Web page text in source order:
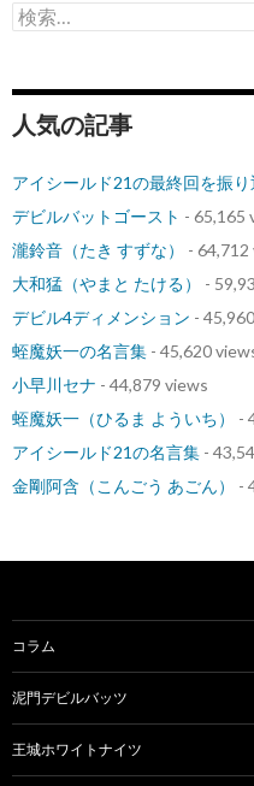
検
索:
人気の記事
アイシールド21の最終回を振り
デビルバットゴースト - 65,165
瀧鈴音（たき すずな）
- 64,712
大和猛（やまと たける）
-
デビル4ディメンション -
蛭魔妖一の名言集 - 45,620
小早川セナ - 44,879 views
蛭魔妖一（ひるま よういち）
-
アイシールド21の名言集 -
金剛阿含（こんごう あごん）
-
コラム
泥門デビルバッツ
王城ホワイトナイツ